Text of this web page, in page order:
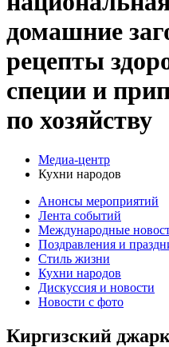
домашние
рецепты
специи и
по хозяйству
Медиа-центр
Кухни народов
Анонсы мероприятий
Лента событий
Международные
Поздравления и
Cтиль жизни
Кухни народов
Дискуссия и новости
Новости с фото
Киргизский